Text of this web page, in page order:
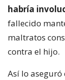
habría
fallecido
maltratos
contra el hijo.
Así lo